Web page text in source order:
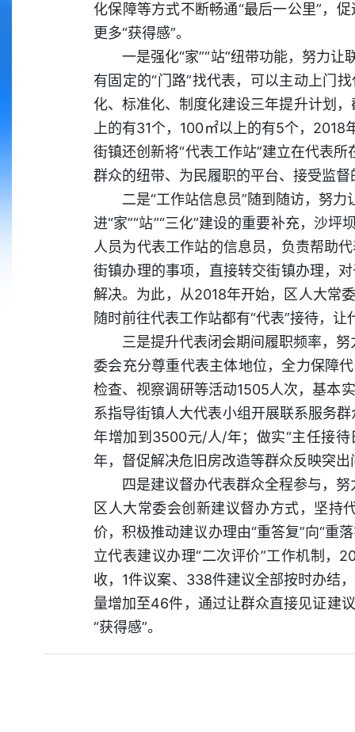
化保障等方式不断畅通“最后一公里”，
更多“获得感”。
一是强化“家”“站”纽带功能，努力
有固定的“门路”找代表，可以主动上门
化、标准化、制度化建设三年提升计划，
上的有31个，100㎡以上的有5个，
街镇还创新将“代表工作站”建立在代表
群众的纽带、为民履职的平台、接受监督
二是“工作站信息员”随到随访，努
进“家”“站”“三化”建设的重要补充，沙
人员为代表工作站的信息员，负责帮助
街镇办理的事项，直接转交街镇办理，
解决。为此，从2018年开始，区人大常
随时前往代表工作站都有“代表”接待，
三是提升代表闭会期间履职频率，
委会充分尊重代表主体地位，全力保障
检查、视察调研等活动1505人次，基本
系指导街镇人大代表小组开展联系服务
年增加到3500元/人/年；做实“主任接
年，督促解决危旧房改造等群众反映突
四是建议督办代表群众全程参与，
区人大常委会创新建议督办方式，坚持
价，积极推动建议办理由“重答复”向“重
立代表建议办理“二次评价”工作机制，
收，1件议案、338件建议全部按时办结
量增加至46件，通过让群众直接见证建
“获得感”。